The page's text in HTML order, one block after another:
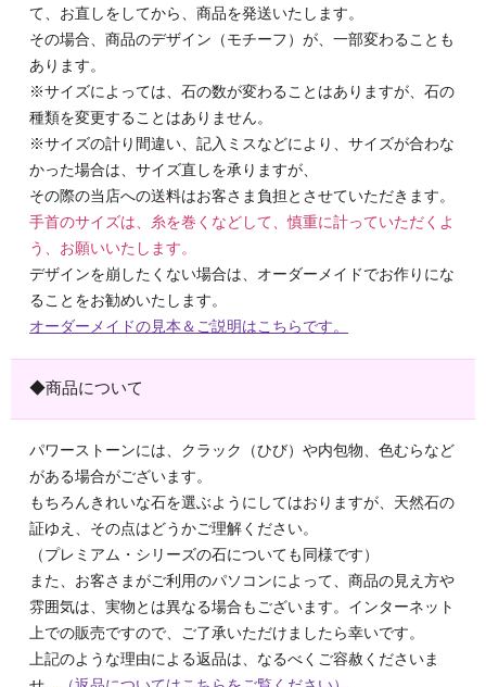
て、お直しをしてから、商品を発送いたします。
その場合、商品のデザイン（モチーフ）が、一部変わることも
あります。
※サイズによっては、石の数が変わることはありますが、石の
種類を変更することはありません。
※サイズの計り間違い、記入ミスなどにより、サイズが合わな
かった場合は、サイズ直しを承りますが、
その際の当店への送料はお客さま負担とさせていただきます。
手首のサイズは、糸を巻くなどして、慎重に計っていただくよ
う、お願いいたします。
デザインを崩したくない場合は、オーダーメイドでお作りにな
ることをお勧めいたします。
オーダーメイドの見本＆ご説明はこちらです。
◆商品について
パワーストーンには、クラック（ひび）や内包物、色むらなど
がある場合がございます。
もちろんきれいな石を選ぶようにしてはおりますが、天然石の
証ゆえ、その点はどうかご理解ください。
（プレミアム・シリーズの石についても同様です）
また、お客さまがご利用のパソコンによって、商品の見え方や
雰囲気は、実物とは異なる場合もございます。インターネット
上での販売ですので、ご了承いただけましたら幸いです。
上記のような理由による返品は、なるべくご容赦くださいま